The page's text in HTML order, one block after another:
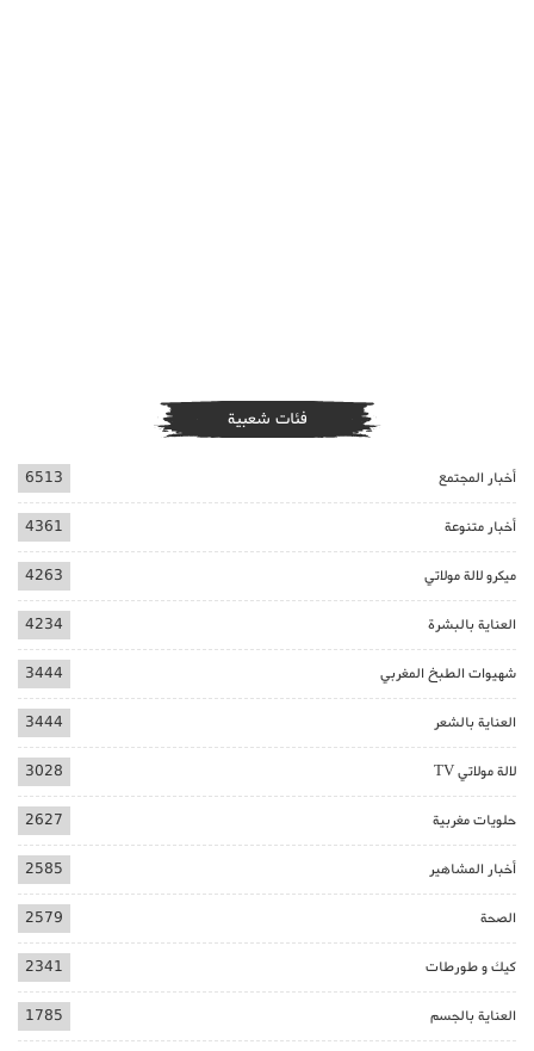
فئات شعبية
أخبار المجتمع 6513
أخبار متنوعة 4361
ميكرو لالة مولاتي 4263
العناية بالبشرة 4234
شهيوات الطبخ المغربي 3444
العناية بالشعر 3444
لالة مولاتي TV 3028
حلويات مغربية 2627
أخبار المشاهير 2585
الصحة 2579
كيك و طورطات 2341
العناية بالجسم 1785